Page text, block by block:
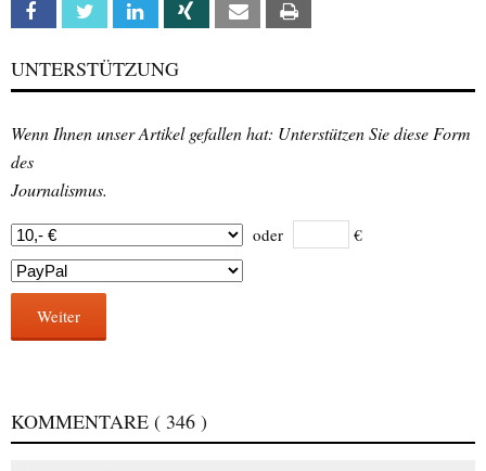
Facebook Twitter Linkedin Xing Email
UNTERSTÜTZUNG
Wenn Ihnen unser Artikel gefallen hat: Unterstützen Sie diese Form
des
Journalismus.
oder €
Weiter
KOMMENTARE ( 346 )